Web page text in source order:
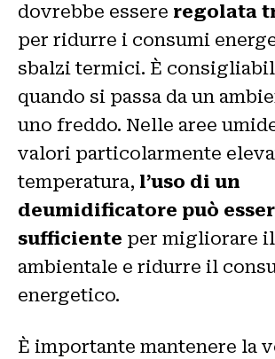
dovrebbe essere regolata
per ridurre i consumi
sbalzi termici. È
quando si passa da un
uno freddo. Nelle aree
valori particolarmente
temperatura, l’uso di un
deumidificatore può
sufficiente per migliorare
ambientale e ridurre il
energetico.
È importante mantenere la